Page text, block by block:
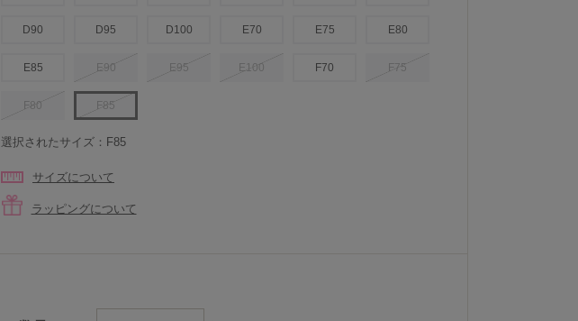
D90 D95 D100 E70 E75 E80
E85 E90 E95 E100 F70 F75
F80 F85
選択されたサイズ：F85
サイズについて
ラッピングについて